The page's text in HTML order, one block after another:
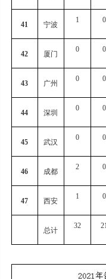
41 宁波
1 0
42 厦门
0 0
43 广州
0 0
44 深圳
0 0
45 武汉
0 0
46 成都
2 0
47 西安
1 0
总计
32 21